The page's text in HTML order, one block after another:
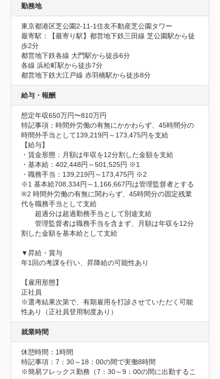
勤務地
東京都港区芝公園2-11-1住友不動産芝公園タワー
最寄駅：【最寄り駅】都営地下鉄三田線 芝公園駅から徒
歩2分
都営地下鉄各線 大門駅から徒歩6分
各線 浜松町駅から徒歩7分
都営地下鉄大江戸線 赤羽橋駅から徒歩8分
給与・報酬
想定年収650万円〜810万円
特記事項：時間外労働の有無にかかわらず、45時間分の
時間外手当として139,219円～173,475円を支給
【給与】
・賃金形態：月額は年収を12分割した金額を支給
・基本給：402,448円～501,525円 ※1
・職務手当：139,219円～173,475円 ※2
※1 基本給708,334円～1,166,667円は管理監督者とする
※2 時間外労働の有無に関わらず、45時間分の固定残業
代を職務手当として支給
超過分は超過勤務手当として別途支給
管理監督者は職務手当を含まず、月額は年収を12分
割した金額を基本給として支給
▼昇給・賞与
年1回の考課を行い、昇降給の可能性あり
【雇用形態】
正社員
※選考結果次第で、有期雇用を打診させていただく可能
性あり（正社員登用制度あり）
就業時間
休憩時間：1時間
特記事項：7：30～18：00の間で実働8時間
※簡易フレックス勤務（7：30～9：00の間に出勤するこ